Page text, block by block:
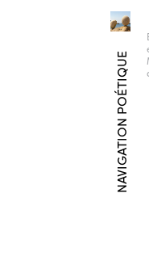
NAVIGATION POÉTIQUE